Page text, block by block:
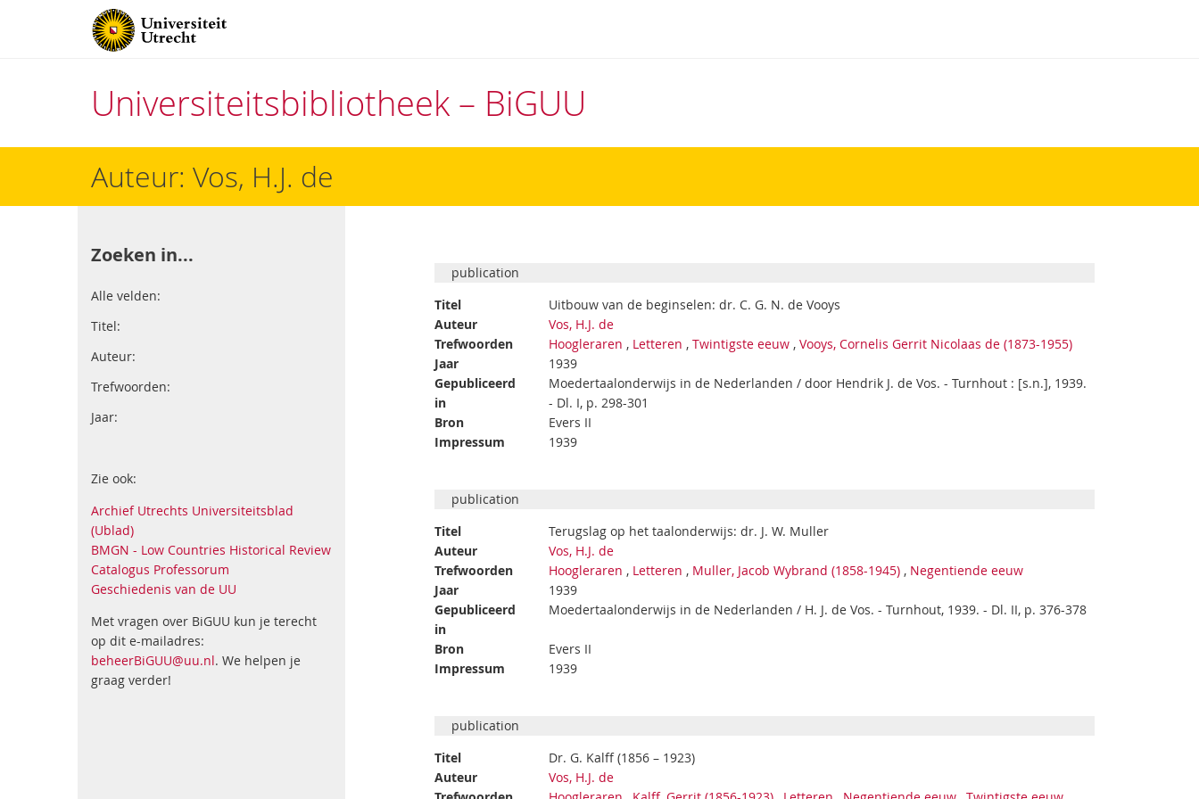
Universiteitsbibliotheek – BiGUU
Auteur: Vos, H.J. de
Zoeken in...
Alle velden:
Titel:
Auteur:
Trefwoorden:
Jaar:
Zie ook:
Archief Utrechts Universiteitsblad
(Ublad)
BMGN - Low Countries Historical Review
Catalogus Professorum
Geschiedenis van de UU
Met vragen over BiGUU kun je terecht
op dit e-mailadres:
beheerBiGUU@uu.nl. We helpen je
graag verder!
publication
Titel
Uitbouw van de beginselen: dr. C. G. N. de Vooys
Auteur
Vos, H.J. de
Trefwoorden
Hoogleraren , Letteren ,Twintigste eeuw ,Vooys, Cornelis Gerrit Nicolaas de (1873-1955)
Jaar
1939
Gepubliceerd
in
Moedertaalonderwijs in de Nederlanden / door Hendrik J. de Vos. - Turnhout : [s.n.], 1939.
- Dl. I, p. 298-301
Bron
Evers II
Impressum
1939
publication
Titel
Terugslag op het taalonderwijs: dr. J. W. Muller
Auteur
Vos, H.J. de
Trefwoorden
Hoogleraren , Letteren , Muller, Jacob Wybrand (1858-1945) , Negentiende eeuw
Jaar
1939
Gepubliceerd
in
Moedertaalonderwijs in de Nederlanden / H. J. de Vos. - Turnhout, 1939. - Dl. II, p. 376-378
Bron
Evers II
Impressum
1939
publication
Titel
Dr. G. Kalff (1856 – 1923)
Auteur
Vos, H.J. de